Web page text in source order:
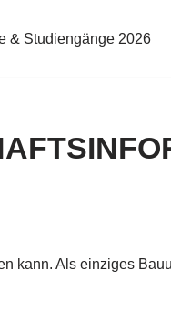
& Studiengänge 2026
kann. Als einziges